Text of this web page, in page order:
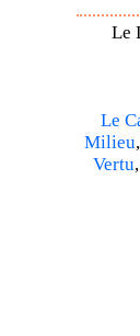
Le
Le
Milieu,
Vertu,